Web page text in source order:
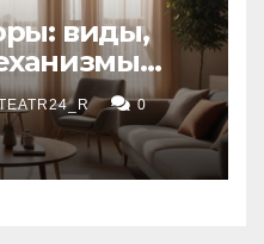
виды,
0